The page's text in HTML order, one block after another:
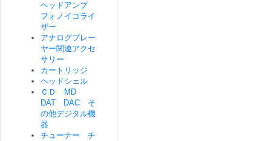
ヘッドアンプ
フォノイコライ
ザー
アナログプレー
ヤー関連アクセ
サリー
カートリッジ
ヘッドシェル
ＣＤ MD
DAT DAC そ
の他デジタル機
器
チューナー チ